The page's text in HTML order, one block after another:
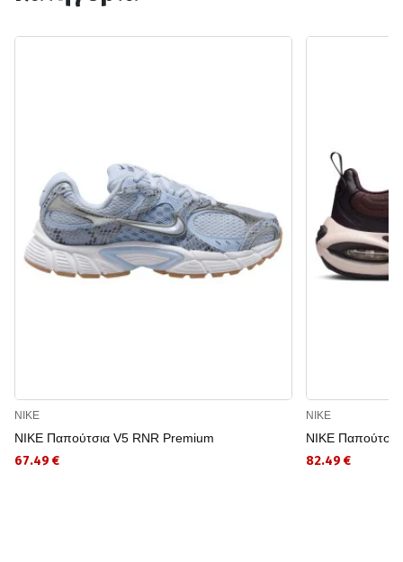
NIKE
NIKE Παπούτσια V5 RNR Premium
67.49 €
NIKE
NIKE
82.49 €